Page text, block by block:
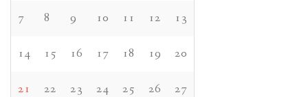
7 8 9 10 11 12 13
14 15 16 17 18 19 20
21 22 23 24 25 26 27